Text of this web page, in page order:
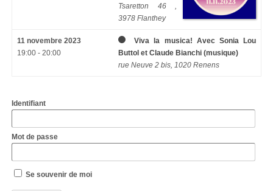
Tsaretton 46 ,
3978 Flanthey
11 novembre 2023
19:00 - 20:00
Viva la musica! Avec Sonia Lou
Buttol et Claude Bianchi (musique)
rue Neuve 2 bis, 1020 Renens
Identifiant
Mot de passe
Se souvenir de moi